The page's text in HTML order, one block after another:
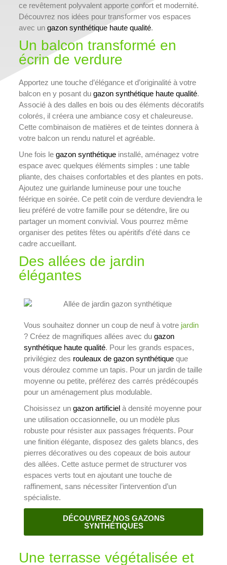
ce revêtement polyvalent apporte confort et modernité.
Découvrez nos idées pour transformer vos espaces
avec un gazon synthétique haute qualité.
Un balcon transformé en
écrin de verdure
Apportez une touche d’élégance et d’originalité à votre
balcon en y posant du gazon synthétique haute qualité.
Associé à des dalles en bois ou des éléments décoratifs
colorés, il créera une ambiance cosy et chaleureuse.
Cette combinaison de matières et de teintes donnera à
votre balcon un rendu naturel et agréable.
Une fois le gazon synthétiqueinstallé, aménagez votre
espace avec quelques éléments simples : une table
pliante, des chaises confortables et des plantes en pots.
Ajoutez une guirlande lumineuse pour une touche
féérique en soirée. Ce petit coin de verdure deviendra le
lieu préféré de votre famille pour se détendre, lire ou
partager un moment convivial. Vous pourrez même
organiser des petites fêtes ou apéritifs d’été dans ce
cadre accueillant.
Des allées de jardin
élégantes
Vous souhaitez donner un coup de neuf à votre jardin
? Créez de magnifiques allées avec du gazon
synthétique haute qualité. Pour les grands espaces,
privilégiez des rouleaux de gazon synthétiqueque
vous déroulez comme un tapis. Pour un jardin de taille
moyenne ou petite, préférez des carrés prédécoupés
pour un aménagement plus modulable.
Choisissez un gazon artificielà densité moyenne pour
une utilisation occasionnelle, ou un modèle plus
robuste pour résister aux passages fréquents. Pour
une finition élégante, disposez des galets blancs, des
pierres décoratives ou des copeaux de bois autour
des allées. Cette astuce permet de structurer vos
espaces verts tout en ajoutant une touche de
raffinement, sans nécessiter l’intervention d’un
spécialiste.
DÉCOUVREZ NOS GAZONS
SYNTHÉTIQUES
Une terrasse végétalisée et